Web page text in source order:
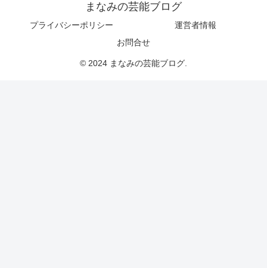
まなみの芸能ブログ
プライバシーポリシー
運営者情報
お問合せ
© 2024 まなみの芸能ブログ.